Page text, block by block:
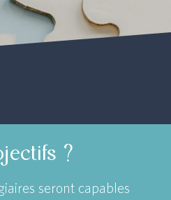
?
seront capables